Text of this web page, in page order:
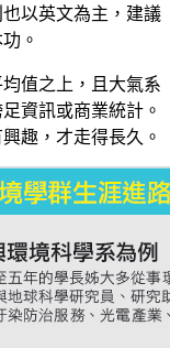
以英文為主，建議
。
值之上，且大氣系
資訊或商業統計。
趣，才走得長久。